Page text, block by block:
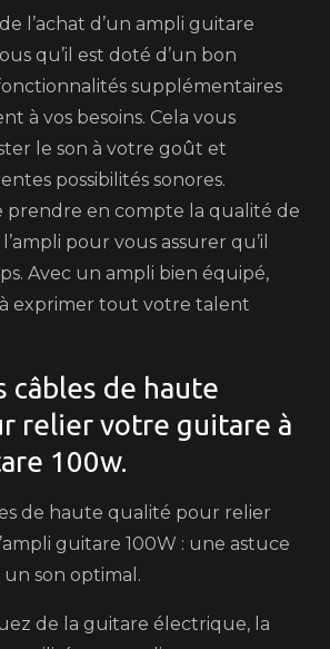
l’achat d’un ampli guitare
qu’il est doté d’un bon
supplémentaires
à vos besoins. Cela vous
le son à votre goût et
possibilités sonores.
prendre en compte la qualité de
pour vous assurer qu’il
Avec un ampli bien équipé,
exprimer tout votre talent
câbles de haute
relier votre guitare à
100w.
de haute qualité pour relier
guitare 100W : une astuce
son optimal.
de la guitare électrique, la